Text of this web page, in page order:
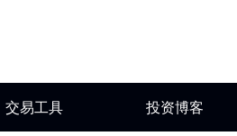
交易工具 投资博客